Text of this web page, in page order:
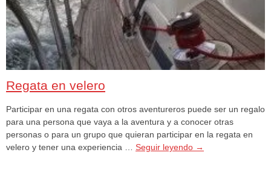
Regata en velero
Participar en una regata con otros aventureros puede ser un regalo
para una persona que vaya a la aventura y a conocer otras
personas o para un grupo que quieran participar en la regata en
velero y tener una experiencia … Seguir leyendo →